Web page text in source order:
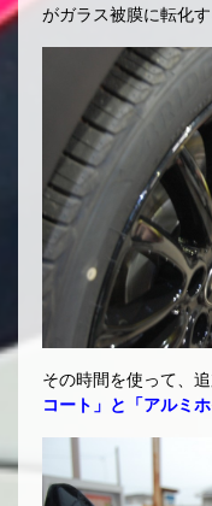
がガラス被膜に転化
その時間を使って、
コート」と「アルミ